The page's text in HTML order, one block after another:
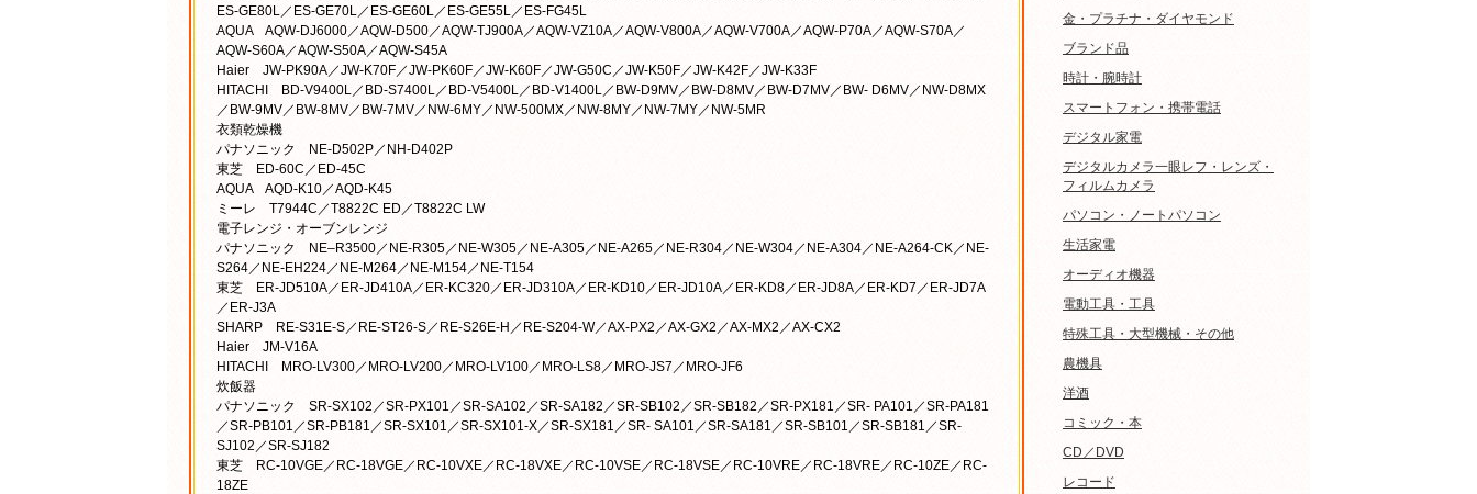
ES-GE80L／ES-GE70L／ES-GE60L／ES-GE55L／ES-FG45L
AQUA AQW-DJ6000／AQW-D500／AQW-TJ900A／AQW-VZ10A／AQW-V800A／AQW-V700A／AQW-P70A／AQW-S70A／
AQW-S60A／AQW-S50A／AQW-S45A
Haier JW-PK90A／JW-K70F／JW-PK60F／JW-K60F／JW-G50C／JW-K50F／JW-K42F／JW-K33F
HITACHI BD-V9400L／BD-S7400L／BD-V5400L／BD-V1400L／BW-D9MV／BW-D8MV／BW-D7MV／BW- D6MV／NW-D8MX
／BW-9MV／BW-8MV／BW-7MV／NW-6MY／NW-500MX／NW-8MY／NW-7MY／NW-5MR
衣類乾燥機
パナソニック NE-D502P／NH-D402P
東芝 ED-60C／ED-45C
AQUA AQD-K10／AQD-K45
ミーレ T7944C／T8822C ED／T8822C LW
電子レンジ・オーブンレンジ
パナソニック NE–R3500／NE-R305／NE-W305／NE-A305／NE-A265／NE-R304／NE-W304／NE-A304／NE-A264-CK／NE-
S264／NE-EH224／NE-M264／NE-M154／NE-T154
東芝 ER-JD510A／ER-JD410A／ER-KC320／ER-JD310A／ER-KD10／ER-JD10A／ER-KD8／ER-JD8A／ER-KD7／ER-JD7A
／ER-J3A
SHARP RE-S31E-S／RE-ST26-S／RE-S26E-H／RE-S204-W／AX-PX2／AX-GX2／AX-MX2／AX-CX2
Haier JM-V16A
HITACHI MRO-LV300／MRO-LV200／MRO-LV100／MRO-LS8／MRO-JS7／MRO-JF6
炊飯器
パナソニック SR-SX102／SR-PX101／SR-SA102／SR-SA182／SR-SB102／SR-SB182／SR-PX181／SR- PA101／SR-PA181
／SR-PB101／SR-PB181／SR-SX101／SR-SX101-X／SR-SX181／SR- SA101／SR-SA181／SR-SB101／SR-SB181／SR-
SJ102／SR-SJ182
東芝 RC-10VGE／RC-18VGE／RC-10VXE／RC-18VXE／RC-10VSE／RC-18VSE／RC-10VRE／RC-18VRE／RC-10ZE／RC-
18ZE
金・プラチナ・ダイヤモンド
ブランド品
時計・腕時計
スマートフォン・携帯電話
デジタル家電
デジタルカメラ一眼レフ・レンズ・
フィルムカメラ
パソコン・ノートパソコン
生活家電
オーディオ機器
電動工具・工具
特殊工具・大型機械・その他
農機具
洋酒
コミック・本
CD／DVD
レコード